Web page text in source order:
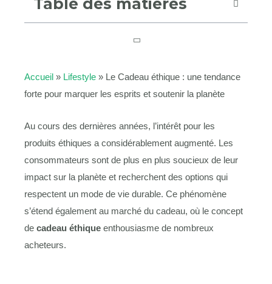
Table des matières
Accueil » Lifestyle » Le Cadeau éthique : une tendance
forte pour marquer les esprits et soutenir la planète
Au cours des dernières années, l’intérêt pour les
produits éthiques a considérablement augmenté. Les
consommateurs sont de plus en plus soucieux de leur
impact sur la planète et recherchent des options qui
respectent un mode de vie durable. Ce phénomène
s’étend également au marché du cadeau, où le concept
de cadeau éthique enthousiasme de nombreux
acheteurs.